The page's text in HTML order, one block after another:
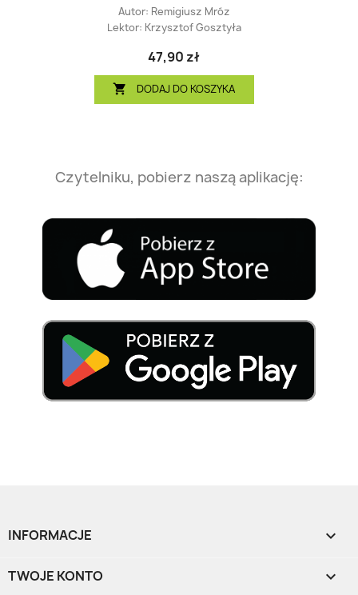
Autor: Remigiusz Mróz
Lektor: Krzysztof Gosztyła
47,90 zł
 DODAJ DO KOSZYKA
Czytelniku, pobierz naszą aplikację:
INFORMACJE 
TWOJE KONTO 